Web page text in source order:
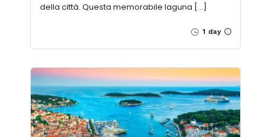
della città. Questa memorabile laguna […]
1 day